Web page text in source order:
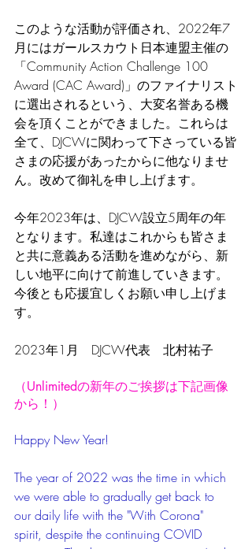
このような活動が評価され、2022年7
月にはガールスカウト日本連盟主催の
「Community Action Challenge 100
Award (CAC Award)」のファイナリスト
に選出されるという、大変名誉ある機
会を頂くことができました。これらは
全て、DJCWに関わって下さっている皆
さまの応援があったからに他なりませ
ん。改めて御礼を申し上げます。
今年2023年は、DJCW設立5周年の年
となります。私達はこれからも皆さま
と共に意義ある活動を進めながら、新
しい地平に向けて前進していきます。
今後とも応援宜しくお願い申し上げま
す。
2023年1月　DJCW代表　北村祐子
（Unlimitedの新年のご挨拶は下記画像
から！）
Happy New Year!
The year of 2022 was the time in which
we were able to gradually get back to
our daily life with the "With Corona"
spirit, despite the continuing COVID